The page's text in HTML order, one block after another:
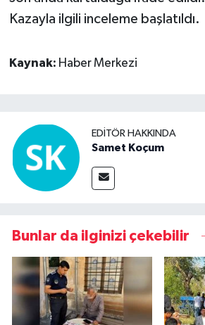
Kazayla ilgili inceleme başlatıldı.
Kaynak: Haber Merkezi
EDITÖR HAKKINDA
Samet Koçum
Bunlar da ilginizi çekebilir